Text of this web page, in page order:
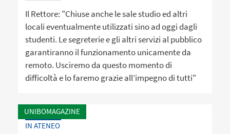
Il Rettore: "Chiuse anche le sale studio ed altri
locali eventualmente utilizzati sino ad oggi dagli
studenti. Le segreterie e gli altri servizi al pubblico
garantiranno il funzionamento unicamente da
remoto. Usciremo da questo momento di
difficoltà e lo faremo grazie all’impegno di tutti"
UNIBOMAGAZINE
IN ATENEO